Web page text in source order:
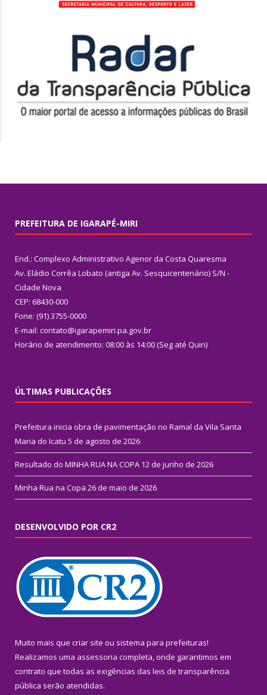
PREFEITURA DE IGARAPÉ-MIRI
End.: Complexo Administrativo Agenor da Costa Quaresma
Av. Eládio Corrêa Lobato (antiga Av. Sesquicentenário) S/N -
Cidade Nova
CEP: 68430-000
Fone: (91) 3755-0000
E-mail: contato@igarapemiri.pa.gov.br
Horário de atendimento: 08:00 às 14:00 (Seg até Quin)
ÚLTIMAS PUBLICAÇÕES
Prefeitura inicia obra de pavimentação no Ramal da Vila Santa
Maria do Icatu 5 de agosto de 2026
Resultado do MINHA RUA NA COPA 12 de junho de 2026
Minha Rua na Copa 26 de maio de 2026
DESENVOLVIDO POR CR2
Muito mais que criar site ou sistema para prefeituras!
Realizamos uma assessoria completa, onde garantimos em
contrato que todas as exigências das leis de transparência
pública serão atendidas.